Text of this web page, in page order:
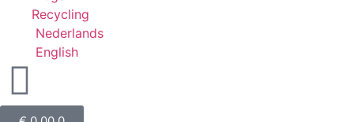
Recycling
Nederlands
English